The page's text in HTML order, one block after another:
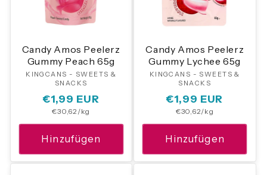
Candy Amos Peelerz
Gummy Peach 65g
Anbieter:
KINGCANS - SWEETS &
SNACKS
Normaler
Preis
€1,99 EUR
Grundpreis
€30,62/kg
Hinzufügen
Candy Amos Peelerz
Gummy Lychee 65g
Anbieter:
KINGCANS - SWEETS &
SNACKS
Normaler
Preis
€1,99 EUR
Grundpreis
€30,62/kg
Hinzufügen